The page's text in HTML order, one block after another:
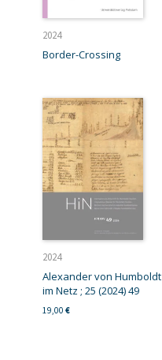
2024
Border-Crossing
2024
Alexander von Humboldt
im Netz ; 25 (2024) 49
19,00 €